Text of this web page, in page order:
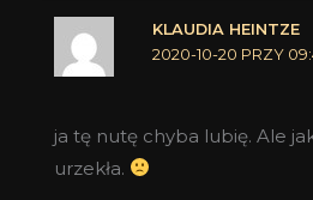
KLAUDIA HEINTZE
2020-10-20 PRZY
ja tę nutę chyba lubię. Ale
urzekła.